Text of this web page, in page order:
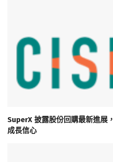
SuperX 披露股份回購最新進展
成長信心